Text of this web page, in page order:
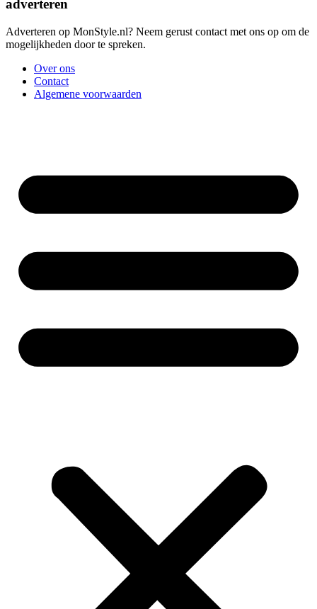
adverteren
Adverteren op MonStyle.nl? Neem gerust contact met ons op om de
mogelijkheden door te spreken.
Over ons
Contact
Algemene voorwaarden